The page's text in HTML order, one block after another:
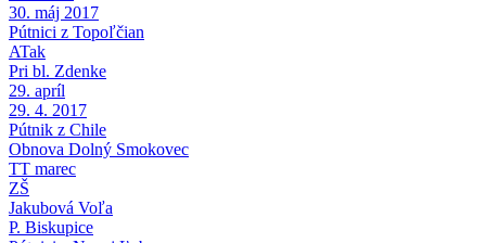
30. máj 2017
Pútnici z Topoľčian
ATak
Pri bl. Zdenke
29. apríl
29. 4. 2017
Pútnik z Chile
Obnova Dolný Smokovec
TT marec
ZŠ
Jakubová Voľa
P. Biskupice